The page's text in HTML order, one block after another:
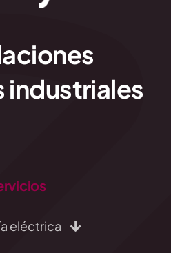
industriales
eléctrica